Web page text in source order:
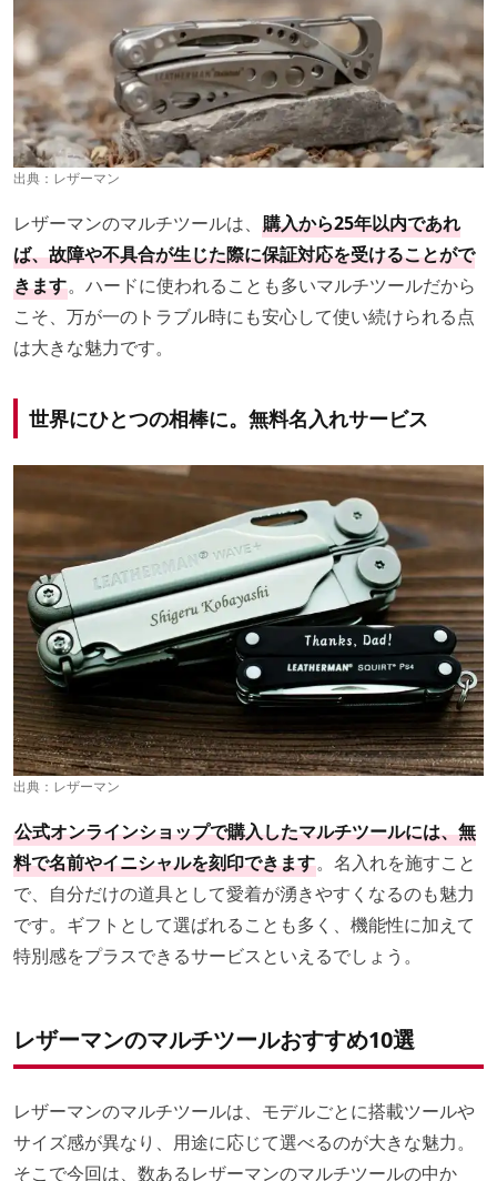
出典： レザーマン
レザーマンのマルチツールは、 購入から25年以内であれ
ば、故障や不具合が生じた際に保証対応を受けることがで
きます。ハードに使われることも多いマルチツールだから
こそ、万が一のトラブル時にも安心して使い続けられる点
は大きな魅力です。
世界にひとつの相棒に。無料名入れサービス
出典： レザーマン
公式オンラインショップで購入したマルチツールには、無
料で名前やイニシャルを刻印できます。名入れを施すこと
で、自分だけの道具として愛着が湧きやすくなるのも魅力
です。ギフトとして選ばれることも多く、機能性に加えて
特別感をプラスできるサービスといえるでしょう。
レザーマンのマルチツールおすすめ10選
レザーマンのマルチツールは、モデルごとに搭載ツールや
サイズ感が異なり、用途に応じて選べるのが大きな魅力。
そこで今回は、数あるレザーマンのマルチツールの中か